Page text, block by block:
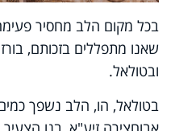
בכל מקום הלב מחסיר
שאנו מתפללים בזכותם,
ובטולאל.
בטולאל, הו, הלב נשפך